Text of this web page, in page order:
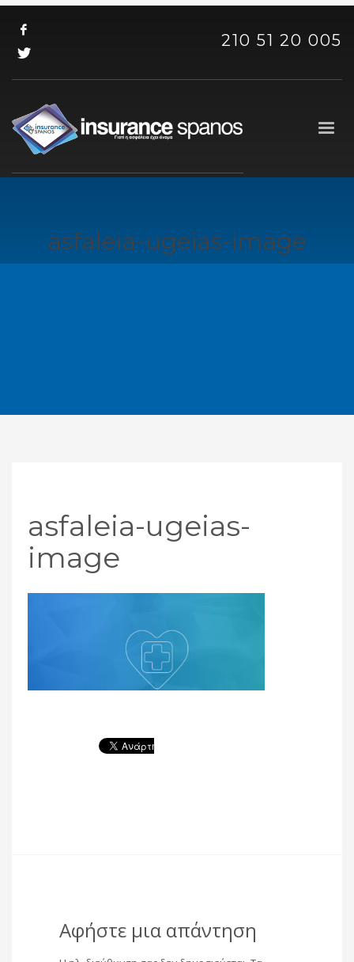
210 51 20 005
asfaleia-ugeias-image
asfaleia-ugeias-
image
Αφήστε μια απάντηση